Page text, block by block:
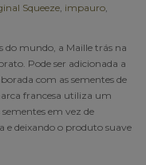
Squeeze impauro
do mundo, a Maille trás na
Pode ser adicionada a
com as sementes de
francesa utiliza um
em vez de
e deixando o produto suave